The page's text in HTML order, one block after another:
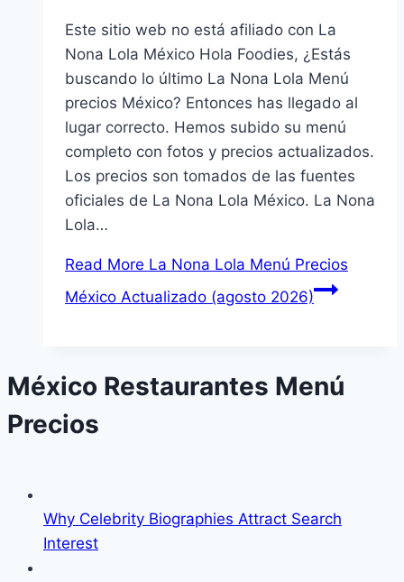
Este sitio web no está afiliado con La
Nona Lola México Hola Foodies, ¿Estás
buscando lo último La Nona Lola Menú
precios México? Entonces has llegado al
lugar correcto. Hemos subido su menú
completo con fotos y precios actualizados.
Los precios son tomados de las fuentes
oficiales de La Nona Lola México. La Nona
Lola…
Read More La Nona Lola Menú Precios
México Actualizado (agosto 2026)
México Restaurantes Menú
Precios
Why Celebrity Biographies Attract Search
Interest